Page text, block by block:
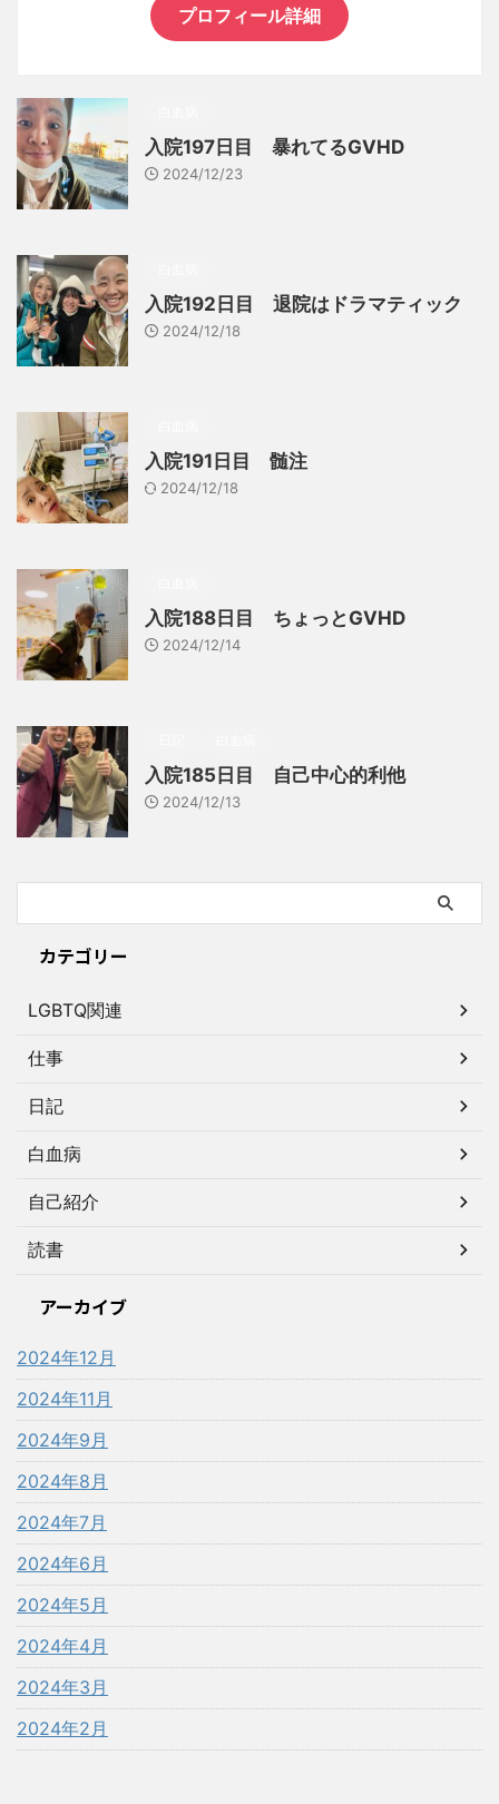
プロフィール詳細
入院197日目 暴れてるGVHD
2024/12/23
入院192日目 退院はドラマティック
2024/12/18
入院191日目 髄注
2024/12/18
入院188日目 ちょっとGVHD
2024/12/14
入院185日目 自己中心的利他
2024/12/13
カテゴリー
LGBTQ関連
仕事
日記
白血病
自己紹介
読書
アーカイブ
2024年12月
2024年11月
2024年9月
2024年8月
2024年7月
2024年6月
2024年5月
2024年4月
2024年3月
2024年2月